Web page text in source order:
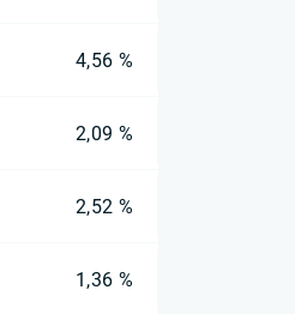
4,56 %
2,09 %
2,52 %
1,36 %